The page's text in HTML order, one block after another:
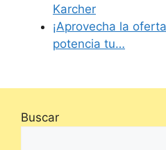
Karcher
¡Aprovecha la
potencia tu…
Buscar